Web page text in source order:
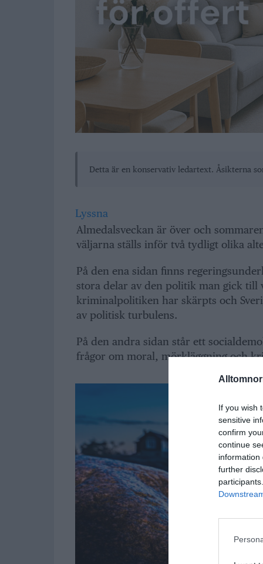
If you wish
sensitive
confirm
continue
information
further
Detta är en konservativ ledartext. Åsikterna
Lyssna
Almedalsveckan är över och
väljarna ställs inför två tydligt olika
På den ena sidan finns
stora delar av den politik man gick till
kriminalpolitiken har skärpts och
av politisk turbulens.
På den andra sidan står ett
frågor om moral, mörkläggning och